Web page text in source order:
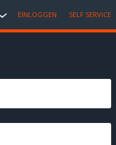
EINLOGGEN SELF SERVICE